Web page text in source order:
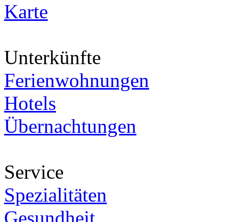
Karte
Unterkünfte
Ferienwohnungen
Hotels
Übernachtungen
Service
Spezialitäten